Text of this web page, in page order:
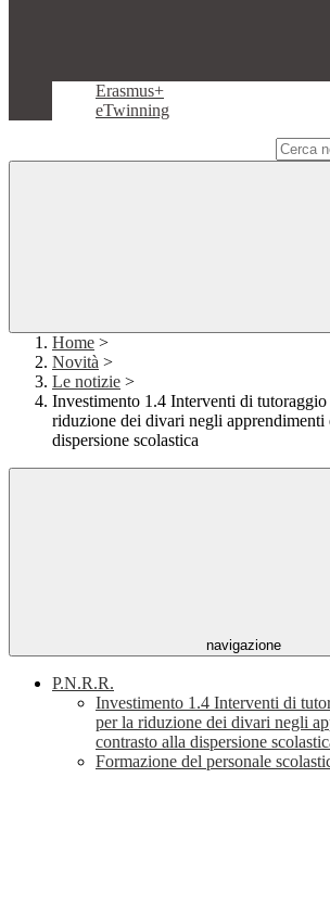
Erasmus+
eTwinning
Home >
Novità >
Le notizie >
Investimento 1.4 Interventi di
riduzione dei divari negli apprendimenti
dispersione scolastica
navigazione
P.N.R.R.
Investimento 1.4 Interventi di
per la riduzione dei divari negli
contrasto alla dispersione
Formazione del personale